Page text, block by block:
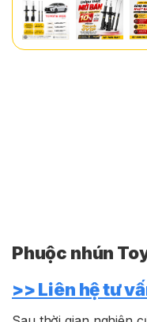
Phuộc nhún
>> Liên hệ tư